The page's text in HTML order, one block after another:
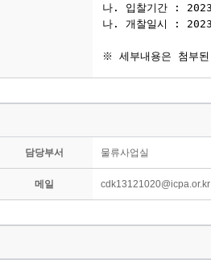
담당부서 물류사업실
메일 cdk13121020@icpa.or.kr